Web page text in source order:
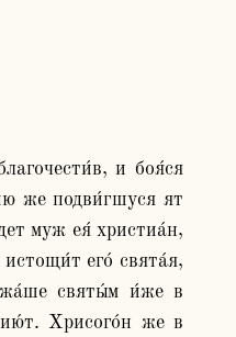
же подви́гшуся ят
муж ея́ христиа́н,
его́ свята́я,
святы́м и́же в
Хрисого́н же в